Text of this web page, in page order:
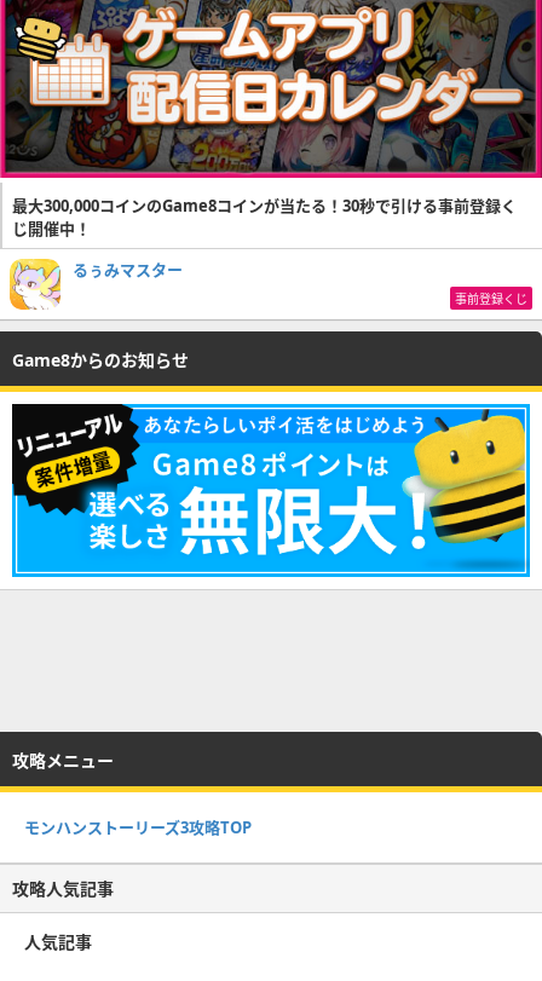
最大300,000コインのGame8コインが当たる！30秒で引ける事前登録く
じ開催中！
るぅみマスター
事前登録くじ
Game8からのお知らせ
攻略メニュー
モンハンストーリーズ3攻略TOP
攻略人気記事
人気記事